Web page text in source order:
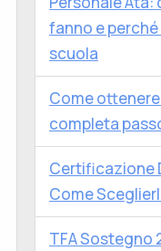
fanno e
scuola
Come ottenere
completa
Certificazione
Come
TFA Sostegno